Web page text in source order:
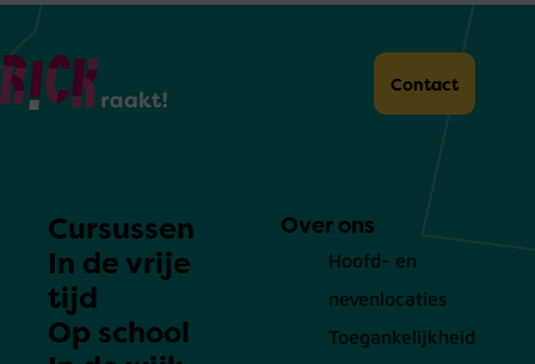
Contact
Cursussen
In de vrije
tijd
Op school
Over ons
Hoofd- en
nevenlocaties
Toegankelijkheid